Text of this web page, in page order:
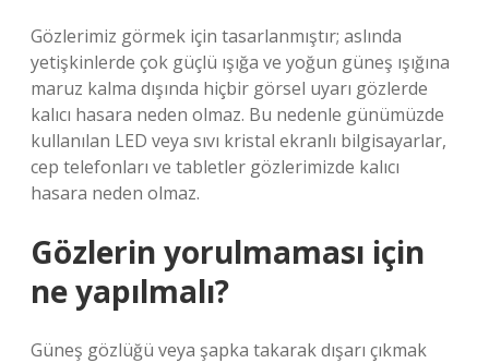
Gözlerimiz görmek için tasarlanmıştır; aslında
yetişkinlerde çok güçlü ışığa ve yoğun güneş ışığına
maruz kalma dışında hiçbir görsel uyarı gözlerde
kalıcı hasara neden olmaz. Bu nedenle günümüzde
kullanılan LED veya sıvı kristal ekranlı bilgisayarlar,
cep telefonları ve tabletler gözlerimizde kalıcı
hasara neden olmaz.
Gözlerin yorulmaması için
ne yapılmalı?
Güneş gözlüğü veya şapka takarak dışarı çıkmak